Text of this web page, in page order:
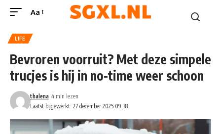
Aa
LIFE
Bevroren voorruit? Met deze simpele
trucjes is hij in no-time weer schoon
Laatst bijgewerkt: 27 december 2025 09:38
thalena 4 min lezen